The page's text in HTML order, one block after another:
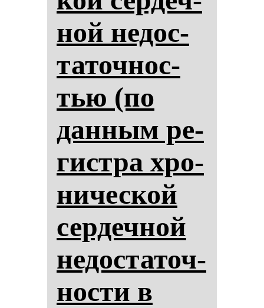
ной не­дос­
та­точ­нос­
тью (по
дан­ным ре­
гис­тра хро­
ни­чес­кой
сер­деч­ной
не­дос­та­точ­
нос­ти в